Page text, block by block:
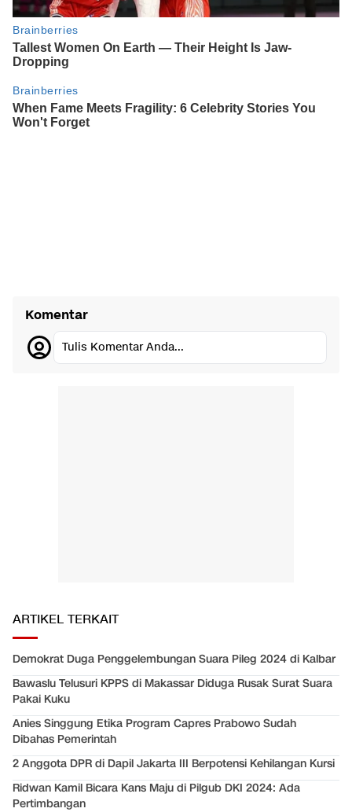
Komentar
Tulis Komentar Anda...
ARTIKEL TERKAIT
Demokrat Duga Penggelembungan Suara Pileg 2024 di Kalbar
Bawaslu Telusuri KPPS di Makassar Diduga Rusak Surat Suara
Pakai Kuku
Anies Singgung Etika Program Capres Prabowo Sudah
Dibahas Pemerintah
2 Anggota DPR di Dapil Jakarta III Berpotensi Kehilangan Kursi
Ridwan Kamil Bicara Kans Maju di Pilgub DKI 2024: Ada
Pertimbangan